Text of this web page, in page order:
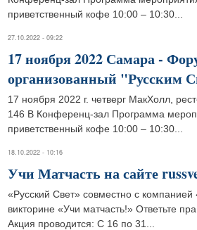
приветственный кофе 10:00 – 10:30...
27.10.2022 - 09:22
17 ноября 2022 Самара
организованный "Русским
17 ноября 2022 г. четверг МакХолл,
146 В Конференц-зал Программа
приветственный кофе 10:00 – 10:30...
18.10.2022 - 10:16
Учи Матчасть на сайте
«Русский Свет» совместно с
викторине «Учи матчасть!» Ответьте
Акция проводится: С 16 по 31...